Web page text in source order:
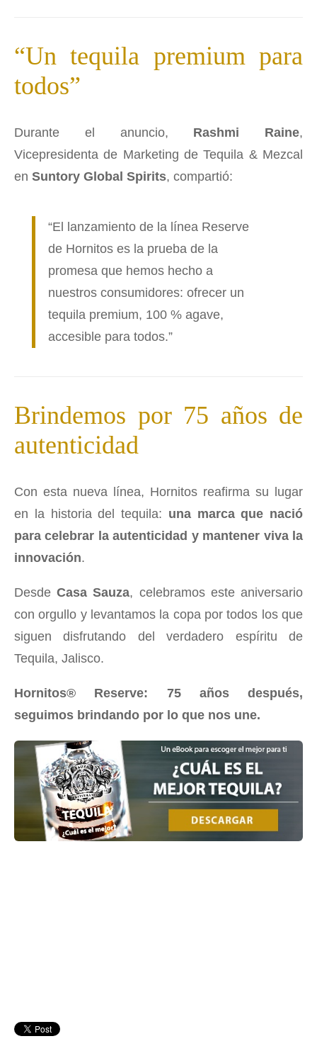
“Un tequila premium para
todos”
Durante el anuncio, Rashmi Raine,
Vicepresidenta de Marketing de Tequila & Mezcal
en Suntory Global Spirits, compartió:
“El lanzamiento de la línea Reserve
de Hornitos es la prueba de la
promesa que hemos hecho a
nuestros consumidores: ofrecer un
tequila premium, 100 % agave,
accesible para todos.”
Brindemos por 75 años de
autenticidad
Con esta nueva línea, Hornitos reafirma su lugar
en la historia del tequila: una marca que nació
para celebrar la autenticidad y mantener viva la
innovación.
DesdeCasa Sauza, celebramos este aniversario
con orgullo y levantamos la copa por todos los que
siguen disfrutando del verdadero espíritu de
Tequila, Jalisco.
Hornitos® Reserve: 75 años después,
seguimos brindando por lo que nos une.